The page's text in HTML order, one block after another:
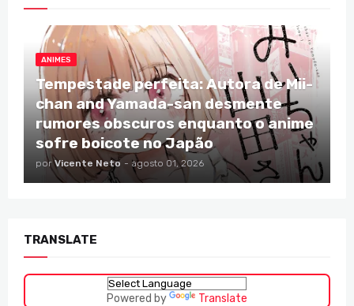
ANIMES
Tempestade perfeita: Autora de Mii-
chan and Yamada-san desmente
rumores obscuros enquanto o anime
sofre boicote no Japão
por Vicente Neto - agosto 01, 2026
TRANSLATE
Powered by Translate